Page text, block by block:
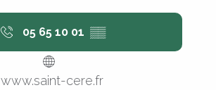
05 65 10 01 ▒▒
www.saint-cere.fr